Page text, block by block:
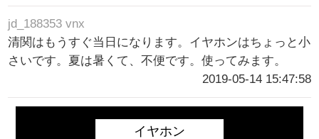
jd_188353 vnx
清関はもうすぐ当日になります。イヤホンはちょっと小
さいです。夏は暑くて、不便です。使ってみます。
2019-05-14 15:47:58
イヤホン